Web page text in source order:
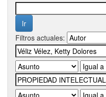
Filtros actuales: